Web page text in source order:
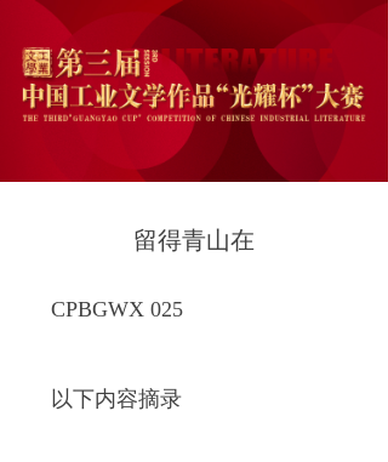
留得青山在
CPBGWX 025
以下内容摘录